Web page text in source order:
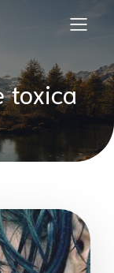
toxica